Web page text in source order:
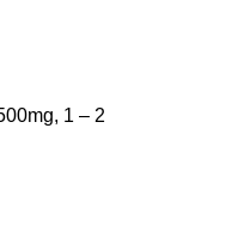
1 – 2